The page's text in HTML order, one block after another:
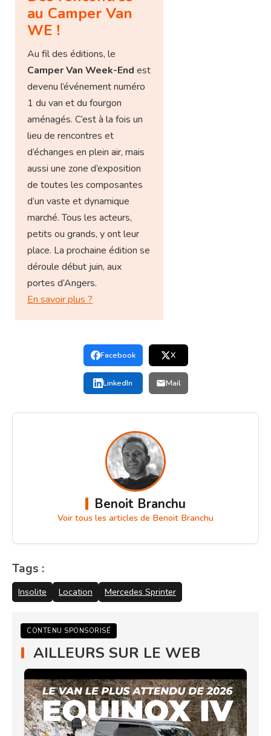
au Camper Van
WE !
Au fil des éditions, le
Camper Van Week-End est
devenu l’événement numéro
1 du van et du fourgon
aménagés. C’est à la fois un
lieu de rencontres et
d’échanges en plein air, mais
aussi une zone d’exposition
de toutes les composantes
d’un vaste et dynamique
marché. Tous les acteurs,
petits ou grands, y ont leur
place. La prochaine édition se
déroule début juin, aux
portes d’Angers.
En savoir plus ?
Facebook X
LinkedIn Mail
Benoit Branchu
Voir tous les articles de Benoit Branchu
Tags :
Insolite Location Mercedes Sprinter
CONTENU SPONSORISÉ
AILLEURS SUR LE WEB